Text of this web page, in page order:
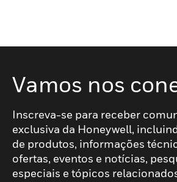
Vamos nos
Inscreva-se para receber
exclusiva da Honeywell,
de produtos, informações
ofertas, eventos e notícias,
especiais e tópicos